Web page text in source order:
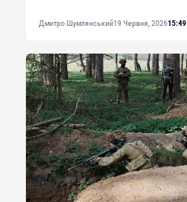
Дмитро Шумлянський19 Червня, 202615:49